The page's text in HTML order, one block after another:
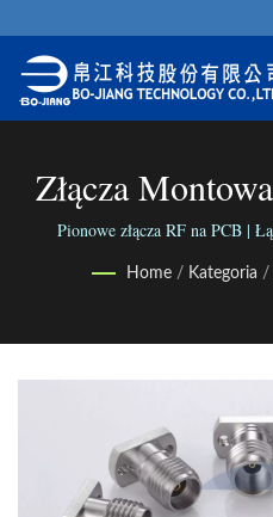
Złącza
Lutowania |
Koaksjalnych
Pionowe złącza RF na PCB |
Home / Kategoria /